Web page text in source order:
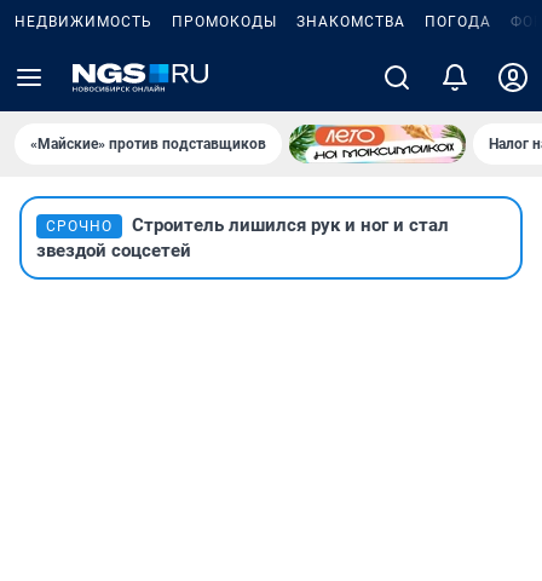
НЕДВИЖИМОСТЬ ПРОМОКОДЫ ЗНАКОМСТВА ПОГОДА
«Майские» против подставщиков Налог
СРОЧНО
Строитель лишился рук и ног и стал
звездой соцсетей